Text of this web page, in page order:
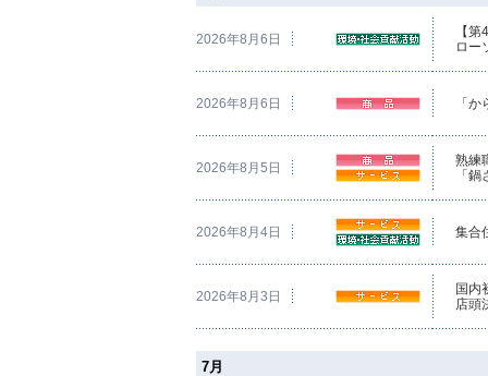
2026年8月6日
【
ロー
2026年8月6日 「
2026年8月5日
熟練
「
2026年8月4日 集合
2026年8月3日
国内
店頭
7月